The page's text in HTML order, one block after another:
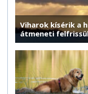
Viharok kísérik a
átmeneti